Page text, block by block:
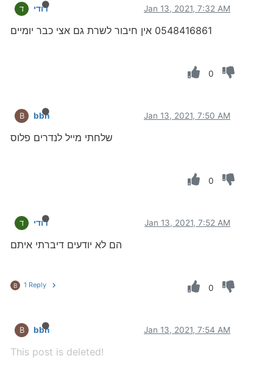
ד דודי Jan 13, 2021, 7:32 AM
0548416861 אין חיבור לשרת גם אצי כבר יומיים
0
B bbn Jan 13, 2021, 7:50 AM
שלחתי מייל לנדרים פלוס
0
ד דודי Jan 13, 2021, 7:52 AM
הם לא יודעים דיברתי איתם
B 1 Reply 0
B bbn Jan 13, 2021, 7:54 AM
This post is deleted!